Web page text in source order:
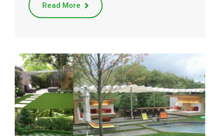
Read More